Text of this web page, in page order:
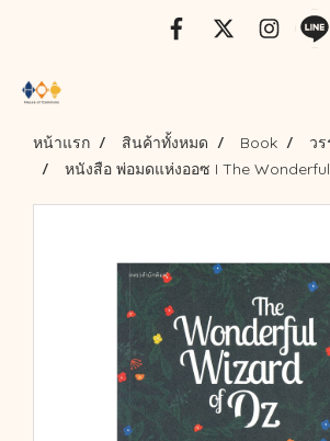
หน้าแรก สินค้าทั้งหมด Book
ว
หนังสือ พ่อมดแห่งออซ I The